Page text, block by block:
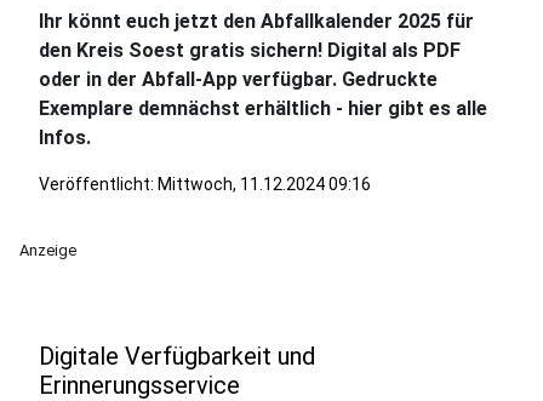
Ihr könnt euch jetzt den Abfallkalender 2025 für
den Kreis Soest gratis sichern! Digital als PDF
oder in der Abfall-App verfügbar. Gedruckte
Exemplare demnächst erhältlich - hier gibt es alle
Infos.
Veröffentlicht: Mittwoch, 11.12.2024 09:16
Anzeige
Digitale Verfügbarkeit und
Erinnerungsservice